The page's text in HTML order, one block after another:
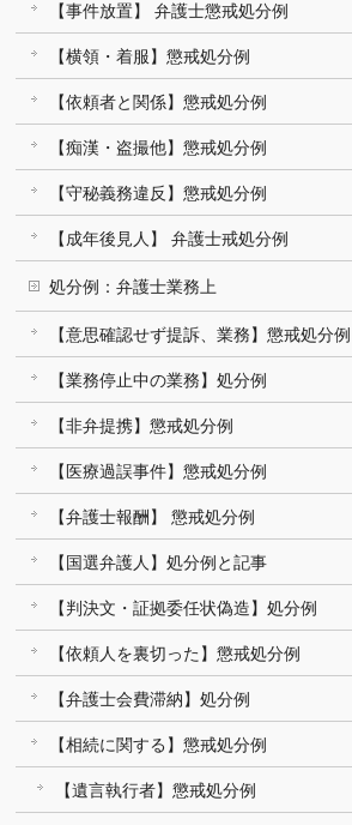
【事件放置】 弁護士懲戒処分例
【横領・着服】懲戒処分例
【依頼者と関係】懲戒処分例
【痴漢・盗撮他】懲戒処分例
【守秘義務違反】懲戒処分例
【成年後見人】 弁護士戒処分例
処分例：弁護士業務上
【意思確認せず提訴、業務】懲戒処分例
【業務停止中の業務】処分例
【非弁提携】懲戒処分例
【医療過誤事件】懲戒処分例
【弁護士報酬】 懲戒処分例
【国選弁護人】処分例と記事
【判決文・証拠委任状偽造】処分例
【依頼人を裏切った】懲戒処分例
【弁護士会費滞納】処分例
【相続に関する】懲戒処分例
【遺言執行者】懲戒処分例